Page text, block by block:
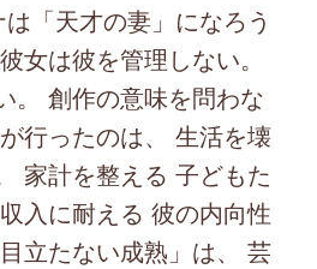
「天才の妻」になろう
女は彼を管理しない。
。 創作の意味を問わな
行ったのは、 生活を壊
家計を整える 子どもた
入に耐える 彼の内向性
立たない成熟」は、 芸